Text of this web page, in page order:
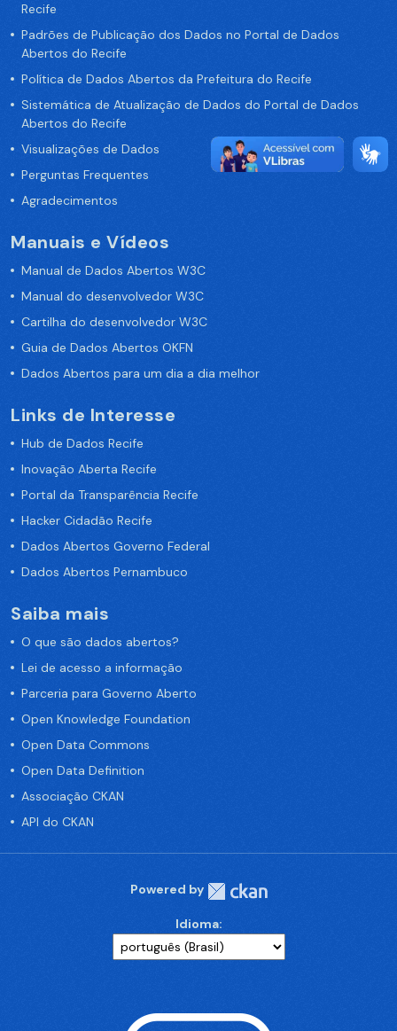
Recife
Padrões de Publicação dos Dados no Portal de Dados
Abertos do Recife
Política de Dados Abertos da Prefeitura do Recife
Sistemática de Atualização de Dados do Portal de Dados
Abertos do Recife
Visualizações de Dados
Perguntas Frequentes
Agradecimentos
Manuais e Vídeos
Manual de Dados Abertos W3C
Manual do desenvolvedor W3C
Cartilha do desenvolvedor W3C
Guia de Dados Abertos OKFN
Dados Abertos para um dia a dia melhor
Links de Interesse
Hub de Dados Recife
Inovação Aberta Recife
Portal da Transparência Recife
Hacker Cidadão Recife
Dados Abertos Governo Federal
Dados Abertos Pernambuco
Saiba mais
O que são dados abertos?
Lei de acesso a informação
Parceria para Governo Aberto
Open Knowledge Foundation
Open Data Commons
Open Data Definition
Associação CKAN
API do CKAN
Powered by
Idioma